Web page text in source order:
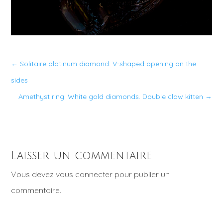
← Solitaire platinum diamond. V-shaped opening on the
sides
Amethyst ring. White gold diamonds. Double claw kitten →
Laisser un commentaire
Vous devezvous connecter pour publier un
commentaire.